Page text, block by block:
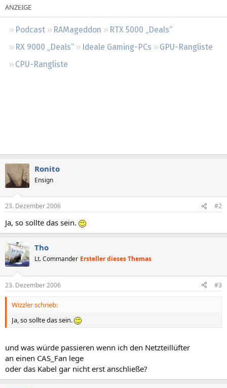
Podcast RAMageddon
RTX 5000 „Deals“
RX 9000 „Deals“
Ideale Gaming-PCs
GPU-Rangliste
CPU-Rangliste
Ronito
Ensign
23. Dezember 2006 #2
Ja, so sollte das sein.
Tho
Lt. Commander Ersteller dieses Themas
23. Dezember 2006 #3
Wizzler schrieb:
Ja, so sollte das sein.
und was würde passieren wenn ich den Netzteillüfter
an einen CAS_Fan lege
oder das Kabel gar nicht erst anschließe?